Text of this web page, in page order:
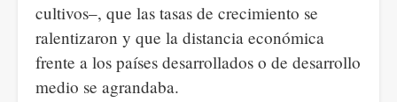
cultivos–, que las tasas de crecimiento se
ralentizaron y que la distancia económica
frente a los países desarrollados o de desarrollo
medio se agrandaba.